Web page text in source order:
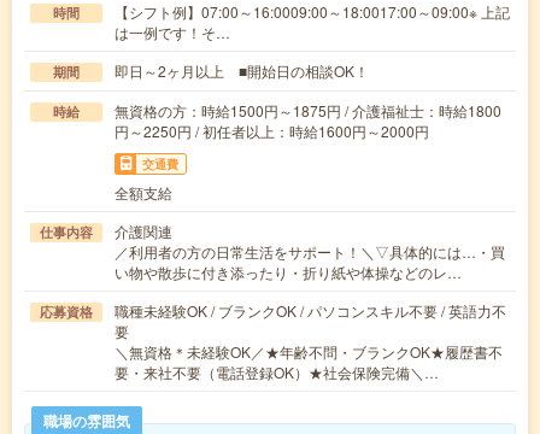
時間
【シフト例】07:00～16:0009:00～18:0017:00～09:00※ 上記
は一例です！そ…
期間 即日～2ヶ月以上 ■開始日の相談OK！
時給
無資格の方：時給1500円～1875円 / 介護福祉士：時給1800
円～2250円 / 初任者以上：時給1600円～2000円
交通費
全額支給
仕事内容
介護関連
／利用者の方の日常生活をサポート！＼▽具体的には…・買
い物や散歩に付き添ったり・折り紙や体操などのレ…
応募資格
職種未経験OK / ブランクOK / パソコンスキル不要 / 英語力不
要
＼無資格＊未経験OK／★年齢不問・ブランクOK★履歴書不
要・来社不要（電話登録OK）★社会保険完備＼…
職場の雰囲気